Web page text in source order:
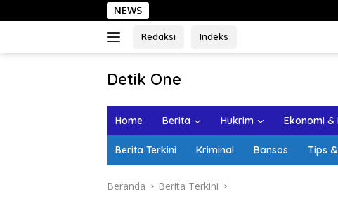
ke
NEWS
Redaksi Indeks
Detik One
Ungkap
Home Berita Hukrim Ekonomi &
Berita Terkini Kriminal Bansos Tips
Beranda Berita Terkini